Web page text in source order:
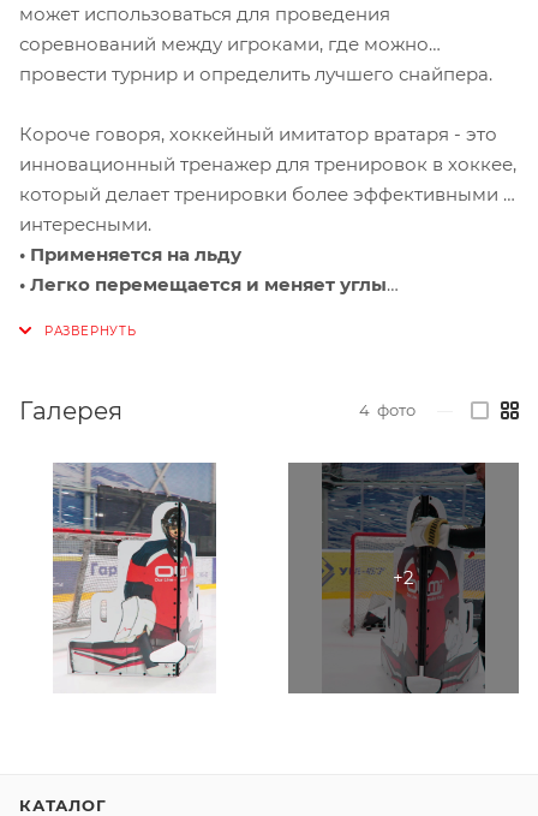
может использоваться для проведения
соревнований между игроками, где можно
провести турнир и определить лучшего снайпера.
Короче говоря, хоккейный имитатор вратаря - это
инновационный тренажер для тренировок в хоккее,
который делает тренировки более эффективными и
интересными.
• Применяется на льду
• Легко перемещается и меняет углы
Галерея 4 фото
КАТАЛОГ